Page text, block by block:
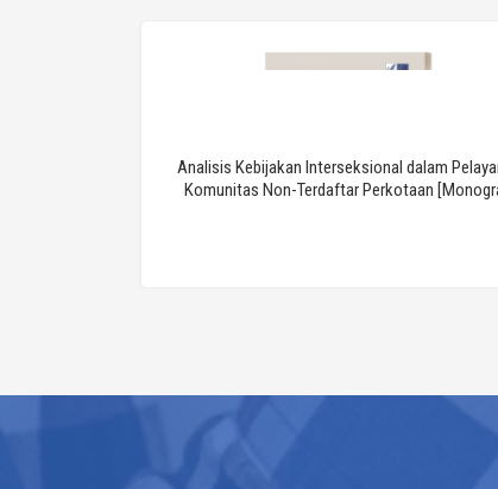
Analisis Kebijakan Interseksional dalam
Komunitas Non-Terdaftar Perkotaan